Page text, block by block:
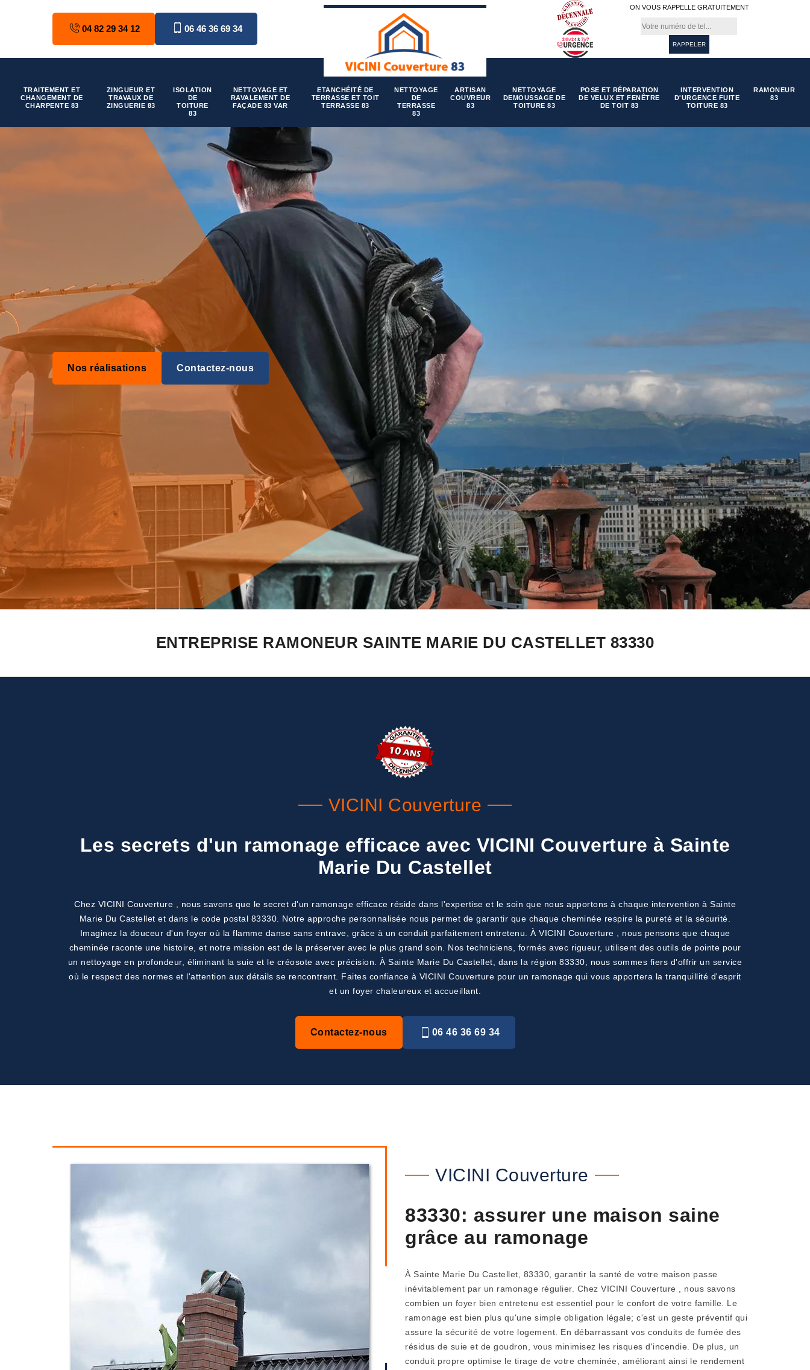
04 82 29 34 12 06 46 36 69 34
ON VOUS RAPPELLE GRATUITEMENT
TRAITEMENT ET
CHANGEMENT DE
CHARPENTE 83
ZINGUEUR ET
TRAVAUX DE
ZINGUERIE 83
ISOLATION
DE
TOITURE
83
NETTOYAGE ET
RAVALEMENT DE
FAÇADE 83 VAR
ETANCHÉITÉ DE
TERRASSE ET TOIT
TERRASSE 83
NETTOYAGE
DE
TERRASSE
83
ARTISAN
COUVREUR
83
NETTOYAGE
DEMOUSSAGE DE
TOITURE 83
POSE ET RÉPARATION
DE VELUX ET FENÊTRE
DE TOIT 83
INTERVENTION
D'URGENCE FUITE
TOITURE 83
RAMONEUR
83
Nos réalisations Contactez-nous
ENTREPRISE RAMONEUR SAINTE MARIE DU CASTELLET 83330
VICINI Couverture
Les secrets d'un ramonage efficace avec VICINI Couverture à Sainte
Marie Du Castellet
Chez VICINI Couverture , nous savons que le secret d'un ramonage efficace réside dans l'expertise et le soin que nous apportons à chaque intervention à Sainte
Marie Du Castellet et dans le code postal 83330. Notre approche personnalisée nous permet de garantir que chaque cheminée respire la pureté et la sécurité.
Imaginez la douceur d'un foyer où la flamme danse sans entrave, grâce à un conduit parfaitement entretenu. À VICINI Couverture , nous pensons que chaque
cheminée raconte une histoire, et notre mission est de la préserver avec le plus grand soin. Nos techniciens, formés avec rigueur, utilisent des outils de pointe pour
un nettoyage en profondeur, éliminant la suie et le créosote avec précision. À Sainte Marie Du Castellet, dans la région 83330, nous sommes fiers d'offrir un service
où le respect des normes et l'attention aux détails se rencontrent. Faites confiance à VICINI Couverture pour un ramonage qui vous apportera la tranquillité d'esprit
et un foyer chaleureux et accueillant.
Contactez-nous 06 46 36 69 34
VICINI Couverture
83330: assurer une maison saine
grâce au ramonage
À Sainte Marie Du Castellet, 83330, garantir la santé de votre maison passe
inévitablement par un ramonage régulier. Chez VICINI Couverture , nous savons
combien un foyer bien entretenu est essentiel pour le confort de votre famille. Le
ramonage est bien plus qu'une simple obligation légale; c'est un geste préventif qui
assure la sécurité de votre logement. En débarrassant vos conduits de fumée des
résidus de suie et de goudron, vous minimisez les risques d'incendie. De plus, un
conduit propre optimise le tirage de votre cheminée, améliorant ainsi le rendement